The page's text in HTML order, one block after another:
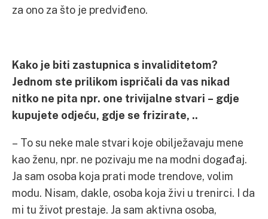
za ono za što je predviđeno.
Kako je biti zastupnica s invaliditetom?
Jednom ste prilikom ispričali da vas nikad
nitko ne pita npr. one trivijalne stvari – gdje
kupujete odjeću, gdje se frizirate, ..
– To su neke male stvari koje obilježavaju mene
kao ženu, npr. ne pozivaju me na modni događaj.
Ja sam osoba koja prati mode trendove, volim
modu. Nisam, dakle, osoba koja živi u trenirci. I da
mi tu život prestaje. Ja sam aktivna osoba,